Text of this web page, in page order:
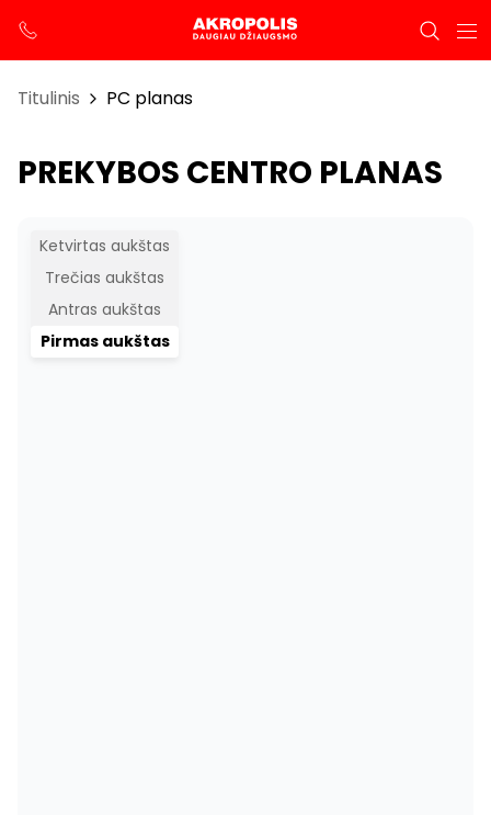
Titulinis PC planas
PREKYBOS CENTRO PLANAS